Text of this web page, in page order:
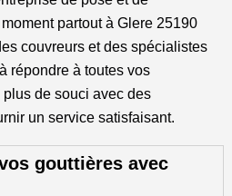
partout à Glere 25190
couvreurs et des spécialistes
répondre à toutes vos
de souci avec des
un service satisfaisant.
gouttières avec